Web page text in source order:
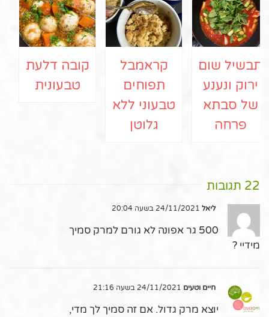
קובה דלעת
טבעונית
קראמבל
תפוחים
טבעוני ללא
גלוטן
תבשיל שום
ירוק ונענע
של סבתא
פרחה
22 תגובות
ליאל
500 גר אפונה לא גורם למרק סמיך
מידיי ?
חיים וטעים
יוצא מרק גדול. אם זה סמיך לך מדי,